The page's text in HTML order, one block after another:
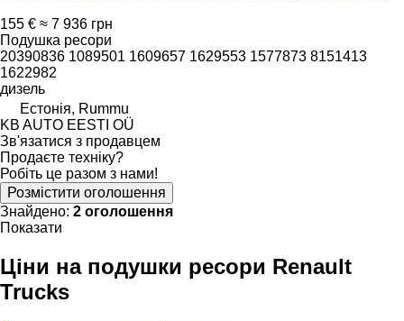
155 € ≈ 7 936 грн
Подушка ресори
20390836 1089501 1609657 1629553 1577873 8151413
1622982
дизель
Естонія, Rummu
KB AUTO EESTI OÜ
Зв'язатися з продавцем
Продаєте техніку?
Робіть це разом з нами!
Розмістити оголошення
Знайдено: 2 оголошення
Показати
Ціни на подушки ресори Renault
Trucks